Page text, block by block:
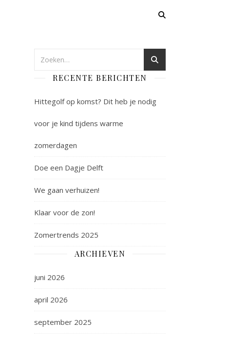
RECENTE BERICHTEN
Hittegolf op komst? Dit heb je nodig
voor je kind tijdens warme
zomerdagen
Doe een Dagje Delft
We gaan verhuizen!
Klaar voor de zon!
Zomertrends 2025
ARCHIEVEN
juni 2026
april 2026
september 2025